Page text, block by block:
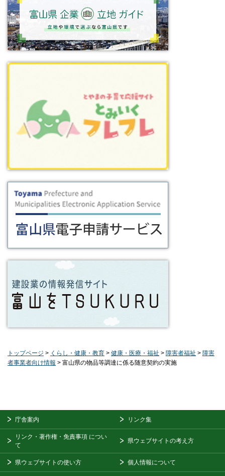
トップページ > くらし・健康・教育 > 健康・医療・福祉 > 障害者福祉 > 障害
者事業者向け情報 > 富山県の物品等調達に係る随意契約の実施
庁舎案内 リンク集
リンク・著作権・免責事項 につい
て
県ウェブサイトの考え方
県ウェブサイトの使い方 個人情報について